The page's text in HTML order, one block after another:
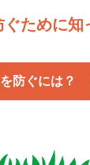
ために知
防ぐには？